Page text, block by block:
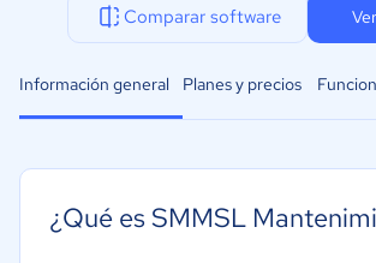
Comparar software
Información general Planes y precios
¿Qué es SMMSL